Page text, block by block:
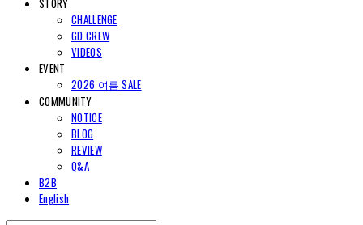
CHALLENGE
GD CREW
VIDEOS
EVENT
2026 여름 SALE
COMMUNITY
NOTICE
BLOG
REVIEW
Q&A
B2B
English